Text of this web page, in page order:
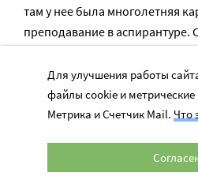
там у нее была многолетняя
преподавание в аспирантуре.
и ночью.
Инга решила
потому что
Для улучшения работы
файлы cookie и
Метрика и Счетчик Mail. Что